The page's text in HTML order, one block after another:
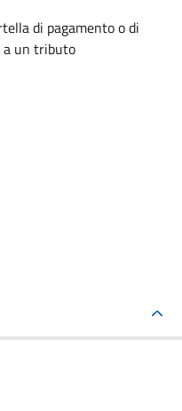
di pagamento o di
a un tributo